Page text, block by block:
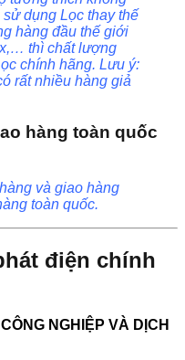
dụng Lọc thay thế
hàng đầu thế giới
thì chất lượng
chính hãng. Lưu ý:
rất nhiều hàng giả
hàng toàn quốc
và giao hàng
toàn quốc.
điện chính
NGHIỆP VÀ DỊCH